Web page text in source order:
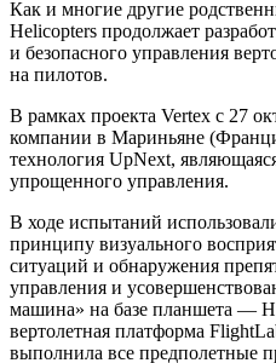
Как и многие другие
Helicopters продолжает
и безопасного управления
на пилотов.
В рамках проекта Vertex с 27
компании в Мариньяне
технология UpNext,
упрощенного управления.
В ходе испытаний
принципу визуального
ситуаций и обнаружения
управления и
машина» на базе планшета —
вертолетная платформа
выполнила все предполетные